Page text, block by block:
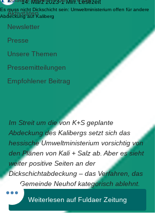
Aktivitäten
Newsletter
Presse
Unsere Themen
Pressemitteilungen
Empfohlener Beitrag
Es muss nicht Dickschicht sein: Umweltministerium offen für andere
Abdeckung auf Kaliberg
14. März 2023 1 Min. Lesezeit
Im Streit um die von K+S geplante
Abdeckung des Kalibergs setzt sich das
hessische Umweltministerium vorsichtig von
den Plänen von Kali + Salz ab. Aber es sieht
weiter positive Seiten an der
Dickschichtabdeckung – das Verfahren, das
die Gemeinde Neuhof kategorisch ablehnt.
Weiterlesen auf Fuldaer Zeitung